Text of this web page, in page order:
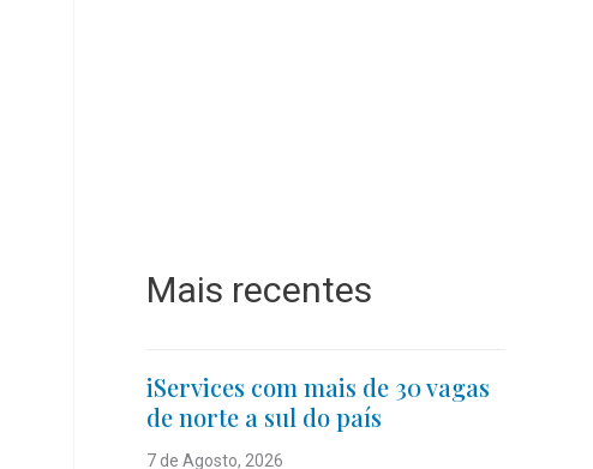
Mais recentes
iServices com mais de 30 vagas
de norte a sul do país
7 de Agosto, 2026